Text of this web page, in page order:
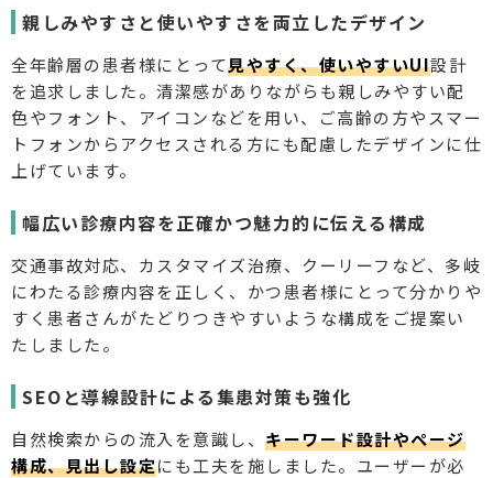
親しみやすさと使いやすさを両立したデザイン
全年齢層の患者様にとって見やすく、使いやすいUI設計
を追求しました。清潔感がありながらも親しみやすい配
色やフォント、アイコンなどを用い、ご高齢の方やスマー
トフォンからアクセスされる方にも配慮したデザインに仕
上げています。
幅広い診療内容を正確かつ魅力的に伝える構成
交通事故対応、カスタマイズ治療、クーリーフなど、多岐
にわたる診療内容を正しく、かつ患者様にとって分かりや
すく患者さんがたどりつきやすいような構成をご提案い
たしました。
SEOと導線設計による集患対策も強化
自然検索からの流入を意識し、 キーワード設計やページ
構成、見出し設定にも工夫を施しました。ユーザーが必